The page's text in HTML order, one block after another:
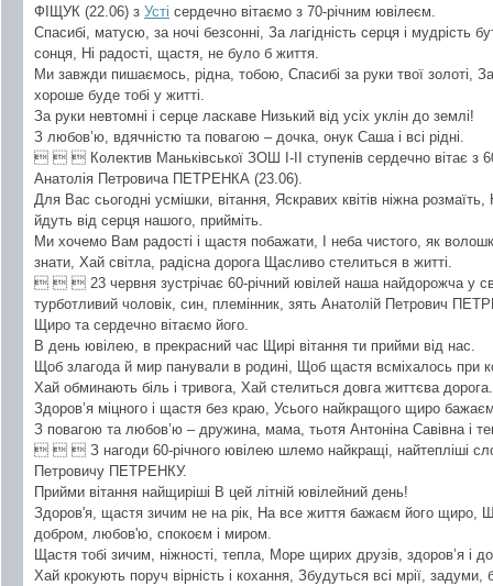
ФІЩУК (22.06) з Усті сердечно вітаємо з 70-річним ювілеєм.
Спасибі, матусю, за ночі безсонні, За лагідність серця і мудрість
сонця, Ні радості, щастя, не було б життя.
Ми завжди пишаємось, рідна, тобою, Спасибі за руки твої золоті,
хороше буде тобі у житті.
За руки невтомні і серце ласкаве Низький від усіх уклін до землі!
З любов’ю, вдячністю та повагою – дочка, онук Саша і всі рідні.
   Колектив Маньківської ЗОШ І-ІІ ступенів сердечно вітає з
Анатолія Петровича ПЕТРЕНКА (23.06).
Для Вас сьогодні усмішки, вітання, Яскравих квітів ніжна
йдуть від серця нашого, прийміть.
Ми хочемо Вам радості і щастя побажати, І неба чистого, як
знати, Хай світла, радісна дорога Щасливо стелиться в житті.
   23 червня зустрічає 60-річний ювілей наша найдорожча у
турботливий чоловік, син, племінник, зять Анатолій Петрович
Щиро та сердечно вітаємо його.
В день ювілею, в прекрасний час Щирі вітання ти прийми від нас.
Щоб злагода й мир панували в родині, Щоб щастя всміхалось при
Хай обминають біль і тривога, Хай стелиться довга життєва дорога.
Здоров’я міцного і щастя без краю, Усього найкращого щиро
З повагою та любов’ю – дружина, мама, тьотя Антоніна Савівна і
   З нагоди 60-річного ювілею шлемо найкращі, найтепліші
Петровичу ПЕТРЕНКУ.
Прийми вітання найщиріші В цей літній ювілейний день!
Здоров'я, щастя зичим не на рік, На все життя бажаєм його щиро,
добром, любов'ю, спокоєм і миром.
Щастя тобі зичим, ніжності, тепла, Море щирих друзів, здоров’я і
Хай крокують поруч вірність і кохання, Збудуться всі мрії, задуми,